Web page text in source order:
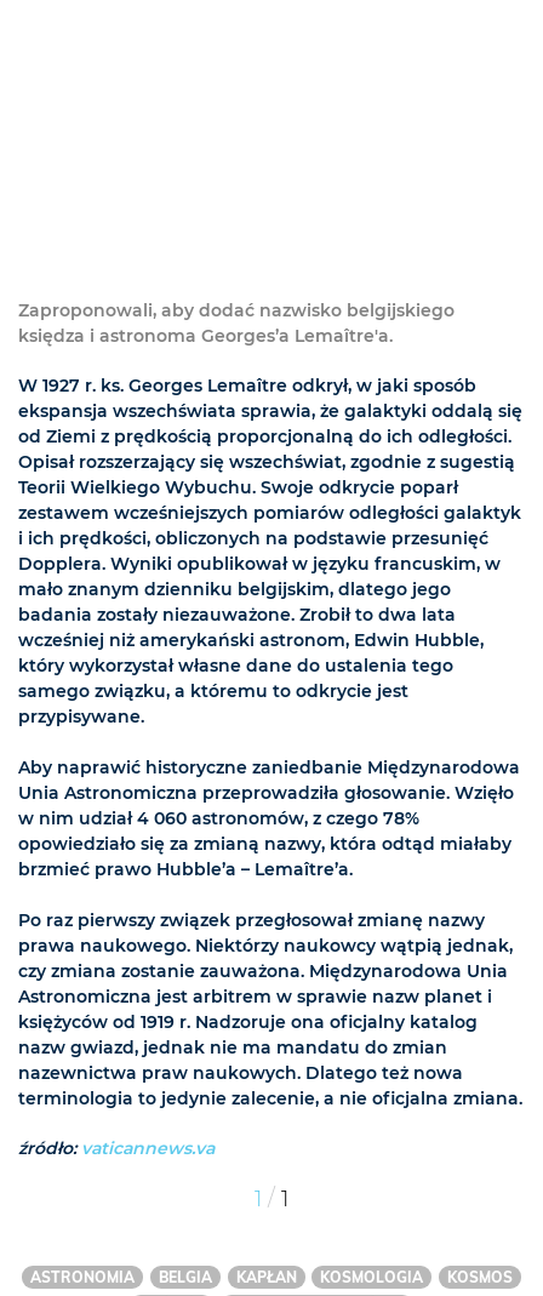
Zaproponowali, aby dodać nazwisko belgijskiego
księdza i astronoma Georges’a Lemaître'a.
W 1927 r. ks. Georges Lemaître odkrył, w jaki sposób
ekspansja wszechświata sprawia, że galaktyki oddalą się
od Ziemi z prędkością proporcjonalną do ich odległości.
Opisał rozszerzający się wszechświat, zgodnie z sugestią
Teorii Wielkiego Wybuchu. Swoje odkrycie poparł
zestawem wcześniejszych pomiarów odległości galaktyk
i ich prędkości, obliczonych na podstawie przesunięć
Dopplera. Wyniki opublikował w języku francuskim, w
mało znanym dzienniku belgijskim, dlatego jego
badania zostały niezauważone. Zrobił to dwa lata
wcześniej niż amerykański astronom, Edwin Hubble,
który wykorzystał własne dane do ustalenia tego
samego związku, a któremu to odkrycie jest
przypisywane.
Aby naprawić historyczne zaniedbanie Międzynarodowa
Unia Astronomiczna przeprowadziła głosowanie. Wzięło
w nim udział 4 060 astronomów, z czego 78%
opowiedziało się za zmianą nazwy, która odtąd miałaby
brzmieć prawo Hubble’a – Lemaître’a.
Po raz pierwszy związek przegłosował zmianę nazwy
prawa naukowego. Niektórzy naukowcy wątpią jednak,
czy zmiana zostanie zauważona. Międzynarodowa Unia
Astronomiczna jest arbitrem w sprawie nazw planet i
księżyców od 1919 r. Nadzoruje ona oficjalny katalog
nazw gwiazd, jednak nie ma mandatu do zmian
nazewnictwa praw naukowych. Dlatego też nowa
terminologia to jedynie zalecenie, a nie oficjalna zmiana.
źródło: vaticannews.va
1 / 1
ASTRONOMIA BELGIA KAPŁAN KOSMOLOGIA
KOSMOS